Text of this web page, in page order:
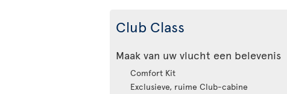
Club Class
Maak van uw vlucht een belevenis
Comfort Kit
Exclusieve, ruime Club-cabine